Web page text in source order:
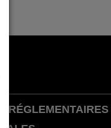
RÉGLEMENTAIRES